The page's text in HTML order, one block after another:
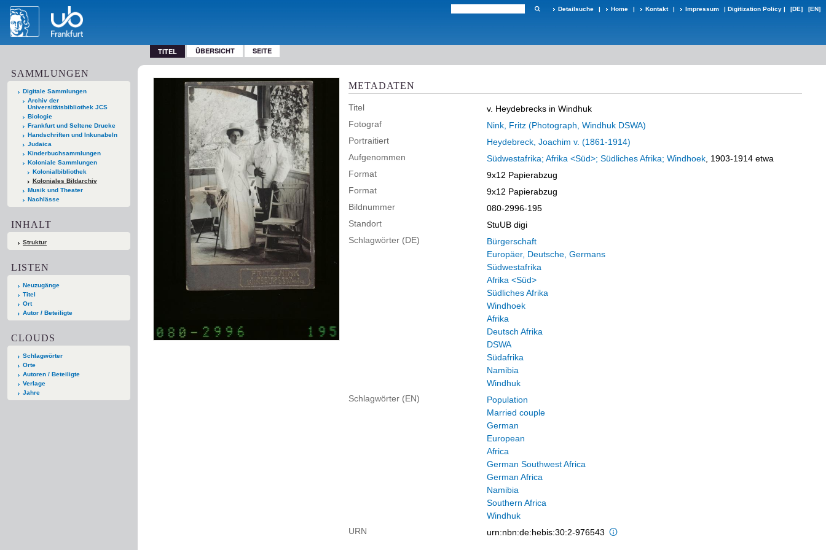
Detailsuche | Home | Kontakt | Impressum | Digitization Policy | [DE] [EN]
TITEL ÜBERSICHT SEITE
SAMMLUNGEN
Digitale Sammlungen
Archiv der
Universitätsbibliothek JCS
Biologie
Frankfurt und Seltene Drucke
Handschriften und Inkunabeln
Judaica
Kinderbuchsammlungen
Koloniale Sammlungen
Kolonialbibliothek
Koloniales Bildarchiv
Musik und Theater
Nachlässe
INHALT
Struktur
LISTEN
Neuzugänge
Titel
Ort
Autor / Beteiligte
CLOUDS
Schlagwörter
Orte
Autoren / Beteiligte
Verlage
Jahre
METADATEN
Titel
v. Heydebrecks in Windhuk
Fotograf
Nink, Fritz (Photograph, Windhuk DSWA)
Portraitiert
Heydebreck, Joachim v. (1861-1914)
Aufgenommen
Südwestafrika; Afrika <Süd>; Südliches Afrika; Windhoek , 1903-1914 etwa
Format
9x12 Papierabzug
Format
9x12 Papierabzug
Bildnummer
080-2996-195
Standort
StuUB digi
Schlagwörter (DE)
Bürgerschaft
Europäer, Deutsche, Germans
Südwestafrika
Afrika <Süd>
Südliches Afrika
Windhoek
Afrika
Deutsch Afrika
DSWA
Südafrika
Namibia
Windhuk
Schlagwörter (EN)
Population
Married couple
German
European
Africa
German Southwest Africa
German Africa
Namibia
Southern Africa
Windhuk
URN
urn:nbn:de:hebis:30:2-976543